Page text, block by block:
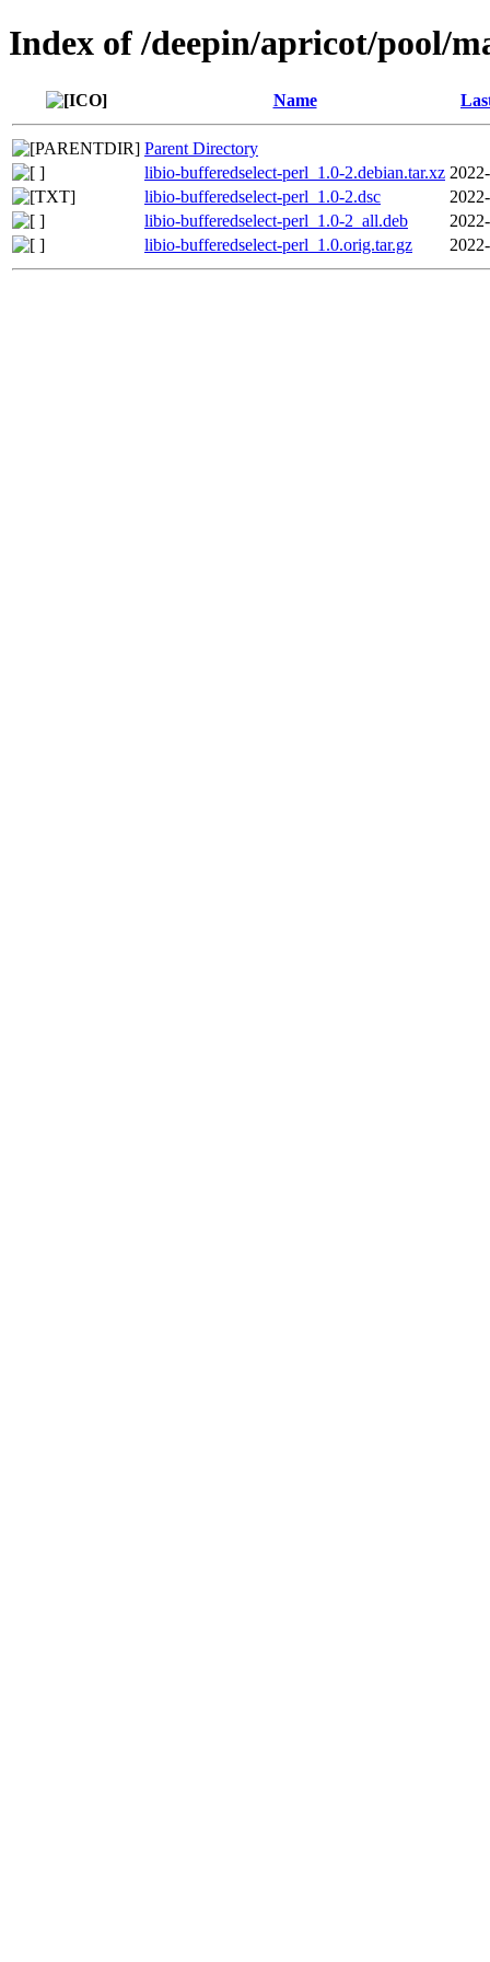
Index of /deepin/apricot/pool/
Name
Parent Directory
libio-bufferedselect-perl_1.0-2.debian.tar.xz
libio-bufferedselect-perl_1.0-2.dsc
libio-bufferedselect-perl_1.0-2_all.deb
libio-bufferedselect-perl_1.0.orig.tar.gz